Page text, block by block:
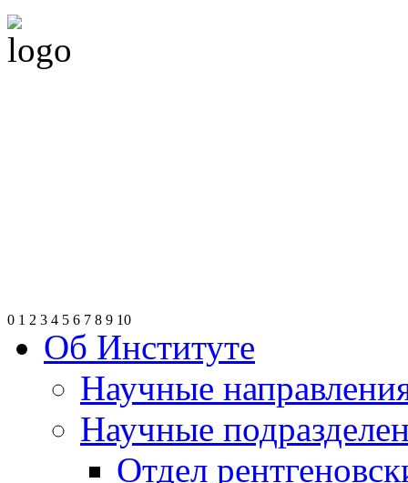
0 1 2 3 4 5 6 7 8 9 10
Об Институте
Научные
Научные
Отдел